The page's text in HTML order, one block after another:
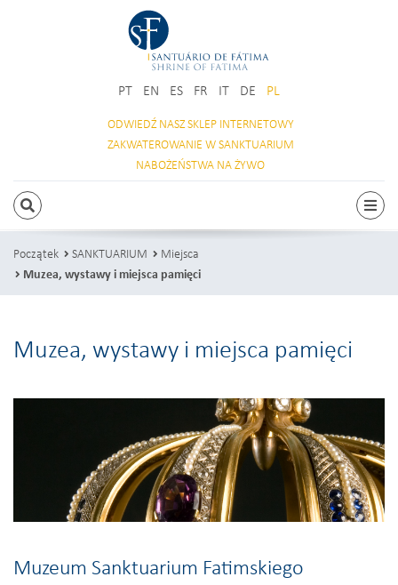
PT EN ES FR IT DE PL
ODWIEDŹ NASZSKLEP INTERNETOWY
ZAKWATEROWANIE W SANKTUARIUM
NABOŻEŃSTWA NA ŻYWO
SZUKAJ
Początek SANKTUARIUM
Miejsca
Muzea, wystawy i miejsca pamięci
Muzea, wystawy i miejsca pamięci
Muzeum Sanktuarium Fatimskiego